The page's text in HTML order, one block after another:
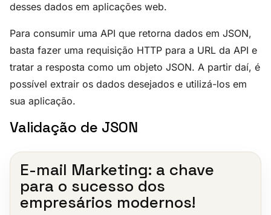
desses dados em aplicações web.
Para consumir uma API que retorna dados em JSON,
basta fazer uma requisição HTTP para a URL da API e
tratar a resposta como um objeto JSON. A partir daí, é
possível extrair os dados desejados e utilizá-los em
sua aplicação.
Validação de JSON
E-mail Marketing: a chave
para o sucesso dos
empresários modernos!